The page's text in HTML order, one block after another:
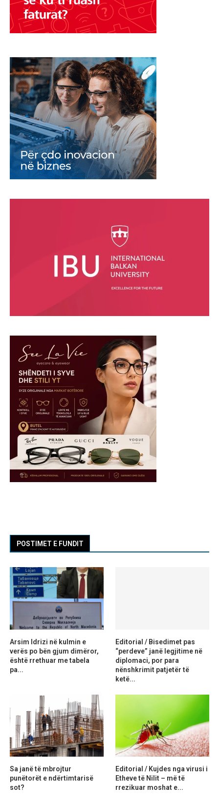
POSTIMET E FUNDIT
Arsim Idrizi në kulmin e
verës po bën gjum dimëror,
është rrethuar me tabela
pa...
Editorial / Bisedimet pas
“perdeve” janë legjitime në
diplomaci, por para
nënshkrimit patjetër të
ketë...
Sa janë të mbrojtur
punëtorët e ndërtimtarisë
sot?
Editorial / Kujdes nga virusi i
Etheve të Nilit – më të
rrezikuar moshat e...